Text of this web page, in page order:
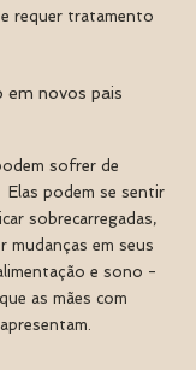
requer tratamento
em novos pais
podem se sentir
sobrecarregadas,
mudanças em seus
e sono -
as mães com